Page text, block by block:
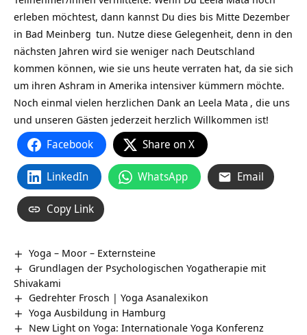
erleben möchtest, dann kannst Du dies bis Mitte Dezember
in Bad Meinberg tun. Nutze diese Gelegenheit, denn in den
nächsten Jahren wird sie weniger nach Deutschland
kommen können, wie sie uns heute verraten hat, da sie sich
um ihren Ashram in Amerika intensiver kümmern möchte.
Noch einmal vielen herzlichen Dank an Leela Mata , die uns
und unseren Gästen jederzeit herzlich Willkommen ist!
Facebook Share on X
LinkedIn WhatsApp Email
Copy Link
Yoga – Moor – Externsteine
Grundlagen der Psychologischen Yogatherapie mit
Shivakami
Gedrehter Frosch | Yoga Asanalexikon
Yoga Ausbildung in Hamburg
New Light on Yoga: Internationale Yoga Konferenz